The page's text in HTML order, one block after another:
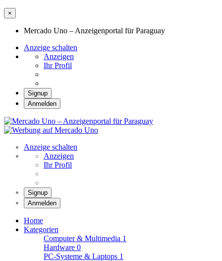
×
Mercado Uno – Anzeigenportal für Paraguay
Anzeige schalten
Anzeigen
Ihr Profil
Signup
Anmelden
Anzeige schalten
Anzeigen
Ihr Profil
Signup
Anmelden
Home
Kategorien
Computer & Multimedia 1
Hardware 0
PC-Systeme & Laptops 1